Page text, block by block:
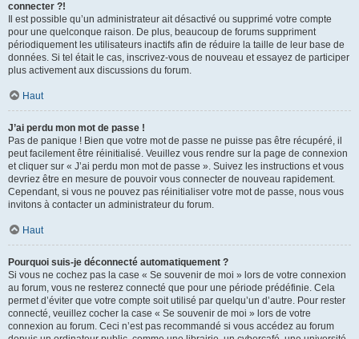
connecter ?!
Il est possible qu’un administrateur ait désactivé ou supprimé votre compte
pour une quelconque raison. De plus, beaucoup de forums suppriment
périodiquement les utilisateurs inactifs afin de réduire la taille de leur base de
données. Si tel était le cas, inscrivez-vous de nouveau et essayez de participer
plus activement aux discussions du forum.
Haut
J’ai perdu mon mot de passe !
Pas de panique ! Bien que votre mot de passe ne puisse pas être récupéré, il
peut facilement être réinitialisé. Veuillez vous rendre sur la page de connexion
et cliquer sur « J’ai perdu mon mot de passe ». Suivez les instructions et vous
devriez être en mesure de pouvoir vous connecter de nouveau rapidement.
Cependant, si vous ne pouvez pas réinitialiser votre mot de passe, nous vous
invitons à contacter un administrateur du forum.
Haut
Pourquoi suis-je déconnecté automatiquement ?
Si vous ne cochez pas la case « Se souvenir de moi » lors de votre connexion
au forum, vous ne resterez connecté que pour une période prédéfinie. Cela
permet d’éviter que votre compte soit utilisé par quelqu’un d’autre. Pour rester
connecté, veuillez cocher la case « Se souvenir de moi » lors de votre
connexion au forum. Ceci n’est pas recommandé si vous accédez au forum